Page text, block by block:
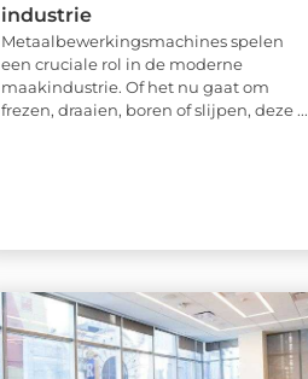
industrie
Metaalbewerkingsmachines spelen
een cruciale rol in de moderne
maakindustrie. Of het nu gaat om
frezen, draaien, boren of slijpen, deze ...